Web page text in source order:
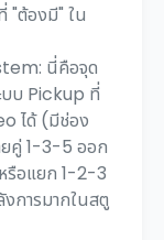
"ต้องมี" ใน
นี่คือจุด
บบ Pickup ที่
ได้ (มีช่อง
ยคู่ 1-3-5 ออก
รือแยก 1-2-3
การมากในสตู